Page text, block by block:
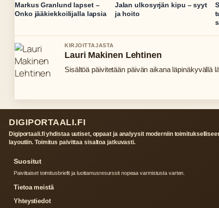
Markus Granlund lapset –
Onko jääkiekkoilijalla lapsia
Jalan ulkosyrjän kipu – syyt
ja hoito
KIRJOITTAJASTA
Lauri Makinen Lehtinen
Sisältöä päivitetään päivän aikana läpinäkyvällä
DIGIPORTAALI.FI
Digiportaali.fi yhdistaa uutiset, oppaat ja analyysit moderniin
layoutiin. Toimitus paivittaa sisaltoa jatkuvasti.
Suositut
Paivittaiset toimitusbriefit ja luottamusresurssit nopeaa varmistusta varten.
Tietoa meistä
Yhteystiedot